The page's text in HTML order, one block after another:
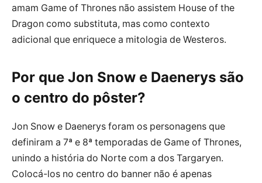
amam Game of Thrones não assistem House of the
Dragon como substituta, mas como contexto
adicional que enriquece a mitologia de Westeros.
Por que Jon Snow e Daenerys são
o centro do pôster?
Jon Snow e Daenerys foram os personagens que
definiram a 7ª e 8ª temporadas de Game of Thrones,
unindo a história do Norte com a dos Targaryen.
Colocá-los no centro do banner não é apenas